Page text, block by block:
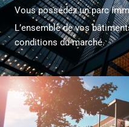
Vous possédez un parc
L’ensemble de vos
conditions du marché.
03.